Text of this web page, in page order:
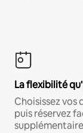
La flexibilité
Choisissez
puis réservez